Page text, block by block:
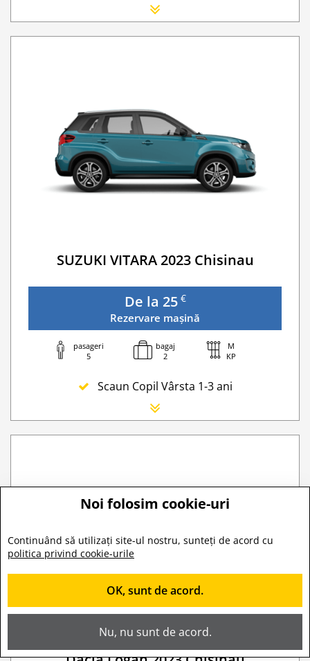
Scaun Nou-nascut
WI-FI 4G nelimitat
Serviciu premium de urgență pe drum
Traversarea frontierei Romania
Taxa spalatorie
Go Chisinau Airport Shuttle Bus Service And
SUZUKI VITARA 2023 Chisinau
De la 25 €
Rezervare mașină
pasageri
5
bagaj
2
M
KP
Scaun Copil Vârsta 1-3 ani
Scaun Nou-nascut
Navigatie GPS
Lanturi de iarna
Serviciu premium de urgență pe drum
Traversarea frontierei Romania
Taxa spalatorie
Go Chisinau Airport Shuttle Bus Service And
Traversarea frontierei Ucrainei
Transfer Privat (sau „RMO Transfer”)
Noi folosim cookie-uri
Continuând să utilizați site-ul nostru, sunteți de acord cu
politica privind cookie-urile
OK, sunt de acord.
Nu, nu sunt de acord.